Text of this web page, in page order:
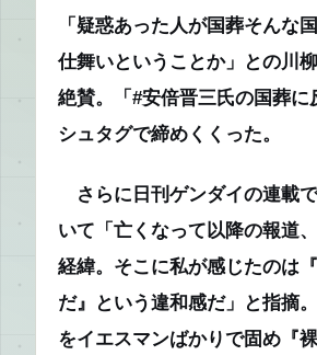
「疑惑あった人が国葬そんな
仕舞いということか」との川
絶賛。「#安倍晋三氏の国葬
シュタグで締めくくった。
さらに日刊ゲンダイの連載
いて「亡くなって以降の報道
経緯。そこに私が感じたのは
だ』という違和感だ」と指摘
をイエスマンばかりで固め『